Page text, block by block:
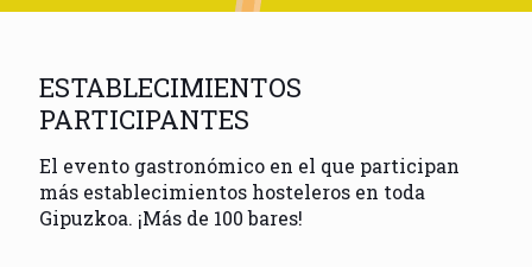
ESTABLECIMIENTOS
PARTICIPANTES
El evento gastronómico en el que participan
más establecimientos hosteleros en toda
Gipuzkoa. ¡Más de 100 bares!